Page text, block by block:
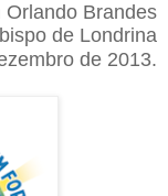
Orlando Brandes
de Londrina
de 2013.